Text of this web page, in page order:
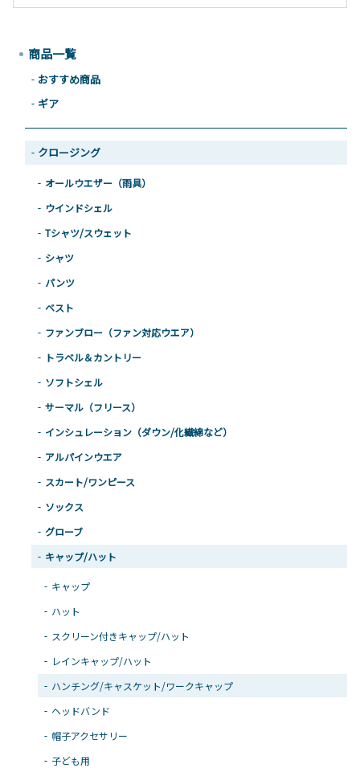
商品一覧
おすすめ商品
ギア
クロージング
オールウエザー（雨具）
ウインドシェル
Tシャツ/スウェット
シャツ
パンツ
ベスト
ファンブロー（ファン対応ウエア）
トラベル＆カントリー
ソフトシェル
サーマル（フリース）
インシュレーション（ダウン/化繊綿など）
アルパインウエア
スカート/ワンピース
ソックス
グローブ
キャップ/ハット
キャップ
ハット
スクリーン付きキャップ/ハット
レインキャップ/ハット
ハンチング/キャスケット/ワークキャップ
ヘッドバンド
帽子アクセサリー
子ども用